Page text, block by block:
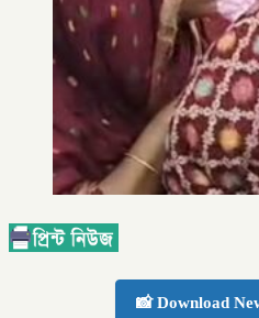
📸 Download